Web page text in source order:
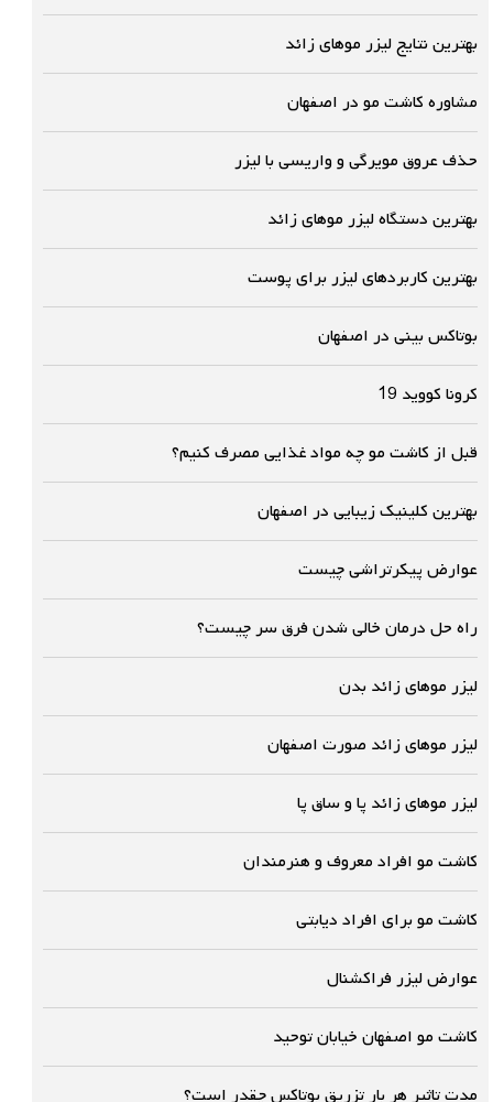
بهترین نتایج لیزر موهای زائد
مشاوره کاشت مو در اصفهان
حذف عروق مویرگی و واریسی با لیزر
بهترین دستگاه لیزر موهای زائد
بهترین کاربردهای لیزر برای پوست
بوتاکس بینی در اصفهان
کرونا کووید 19
قبل از کاشت مو چه مواد غذایی مصرف کنیم؟
بهترین کلینیک زیبایی در اصفهان
عوارض پیکرتراشی چیست
راه حل درمان خالی شدن فرق سر چیست؟
لیزر موهای زائد بدن
لیزر موهای زائد صورت اصفهان
لیزر موهای زائد پا و ساق پا
کاشت مو افراد معروف و هنرمندان
کاشت مو برای افراد دیابتی
عوارض لیزر فراکشنال
کاشت مو اصفهان خیابان توحید
مدت تاثیر هر بار تزریق بوتاکس چقدر است؟